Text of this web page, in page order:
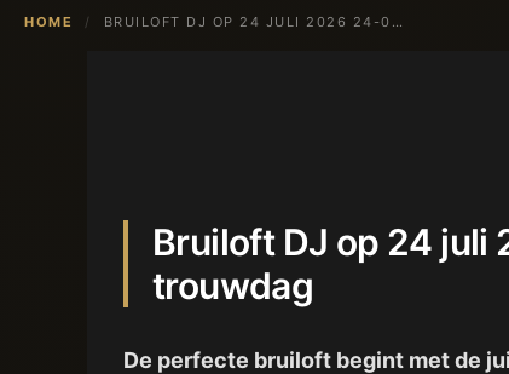
HOME / BRUILOFT DJ OP 24 JULI 2026 24-07-2026 | CHRIS RIVEN – ZINGENDE DJ VOOR JOUW TROUWDAG
Bruiloft DJ op 24 juli
trouwdag
De perfecte bruiloft begint met de